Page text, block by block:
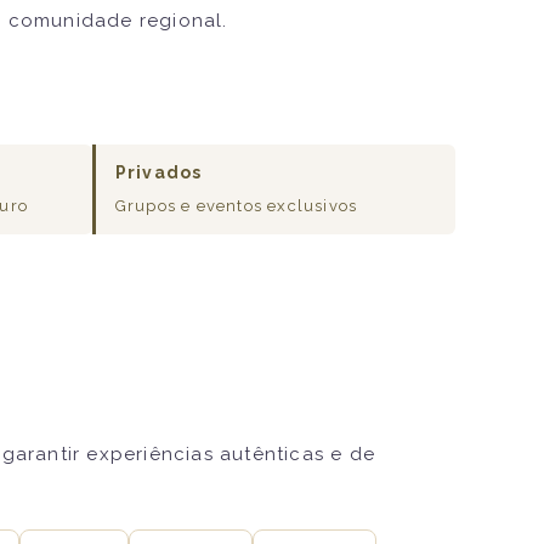
regional.
Privados
Grupos e eventos exclusivos
experiências autênticas e de